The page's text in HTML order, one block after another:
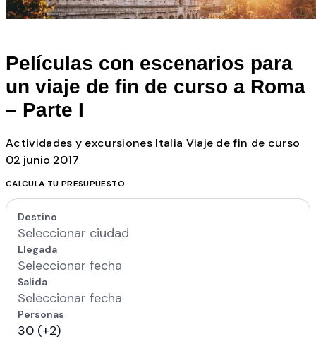
Películas con escenarios para
un viaje de fin de curso a Roma
– Parte I
Actividades y excursiones Italia Viaje de fin de curso
02 junio 2017
CALCULA TU PRESUPUESTO